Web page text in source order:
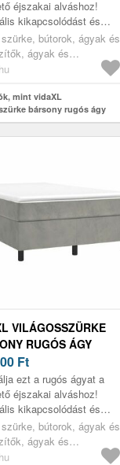
éjszakai alváshoz!
kikapcsolódást és
alvást kínál.
bútorok, ágyak és
ágyak és
mint vidaXL
bársony rugós ágy
120 x 190 cm
VILÁGOSSZÜRKE
RUGÓS ÁGY
120 X 190 CM
Ft
ezt a rugós ágyat a
éjszakai alváshoz!
kikapcsolódást és
alvást kínál.
bútorok, ágyak és
ágyak és